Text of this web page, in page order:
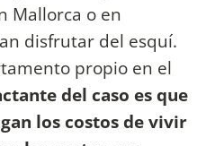
Mallorca o en
disfrutar del esquí.
propio en el
del caso es que
los costos de vivir